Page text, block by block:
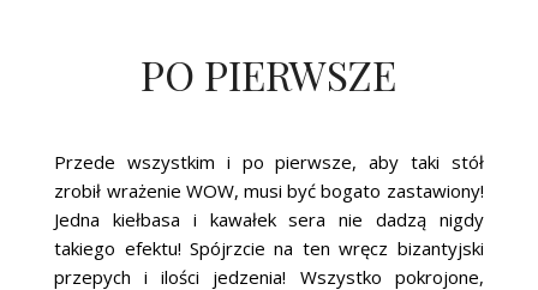
PO PIERWSZE
Przede wszystkim i po pierwsze, aby taki stół
zrobił wrażenie WOW, musi być bogato zastawiony!
Jedna kiełbasa i kawałek sera nie dadzą nigdy
takiego efektu! Spójrzcie na ten wręcz bizantyjski
przepych i ilości jedzenia! Wszystko pokrojone,